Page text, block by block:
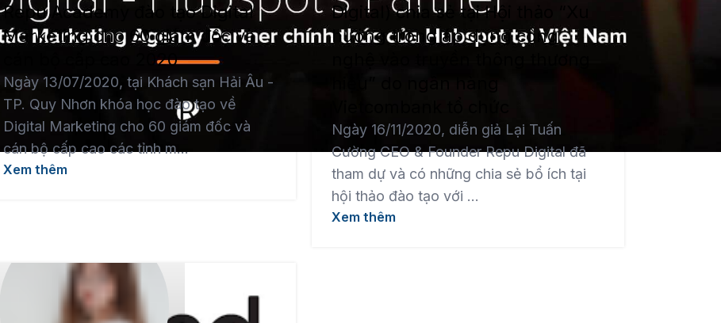
Repu Academy đào tạo Digital
Marketing cho 60 giám đốc và
cán bộ cấp cao 2020
Ngày 13/07/2020, tại Khách sạn Hải Âu -
TP. Quy Nhơn khóa học đào tạo về
Digital Marketing cho 60 giám đốc và
cán bộ cấp cao các tỉnh m...
Xem thêm
Digital) chia sẻ tại Hội thảo “Xu
hướng trong áp dụng công
Ngày 16/11/2020, diễn giả Lại Tuấn
Cường CEO & Founder Repu Digital đã
tham dự và có những chia sẻ bổ ích tại
hội thảo đào tạo với ...
Xem thêm